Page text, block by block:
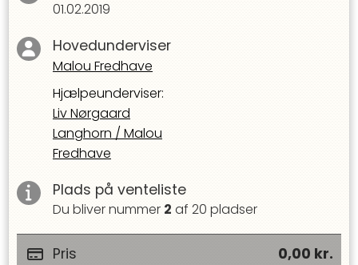
01.02.2019
Hovedunderviser
Malou Fredhave
Hjælpeunderviser:
Liv Nørgaard
Langhorn /Malou
Fredhave
Plads på venteliste
Du bliver nummer 2 af 20 pladser
Pris 0,00 kr.